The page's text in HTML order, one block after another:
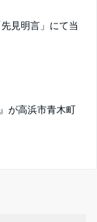
見明言」にて当
が高浜市青木町